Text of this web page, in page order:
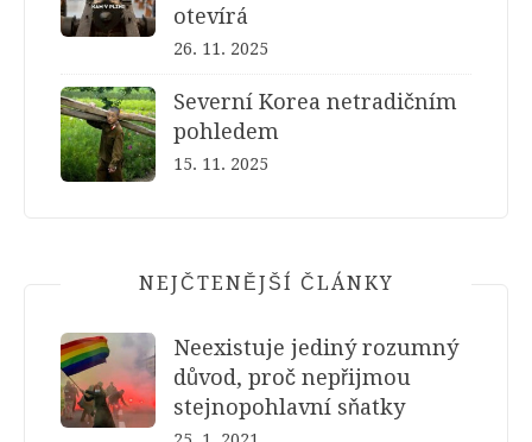
otevírá
26. 11. 2025
Severní Korea netradičním
pohledem
15. 11. 2025
NEJČTENĚJŠÍ ČLÁNKY
Neexistuje jediný rozumný
důvod, proč nepřijmou
stejnopohlavní sňatky